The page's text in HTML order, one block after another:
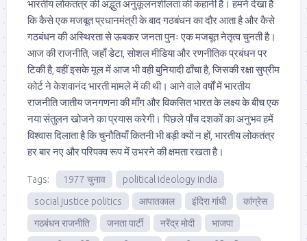
भारतीय लोकतंत्र की अद्भुत अनुकूलनशीलता की कहानी है। हमने देखा है
कि कैसे एक मजबूत प्रधानमंत्री के बाद गठबंधन का दौर आता है और कैसे
गठबंधन की अस्थिरता से ऊबकर जनता पुनः एक मजबूत नेतृत्व चुनती है।
आज की राजनीति, जहाँ डेटा, सोशल मीडिया और रणनीतिक प्रबंधन पर
टिकी है, वहीं इसके मूल में आज भी वही बुनियादी ढाँचा है, जिसकी रक्षा सुप्रीम
कोर्ट ने केशवानंद भारती मामले में की थी। आने वाले वर्षों में भारतीय
राजनीति जातीय जनगणना की माँग और विकसित भारत के लक्ष्य के बीच एक
नया संतुलन खोजने का प्रयास करेगी। पिछले पाँच दशकों का अनुभव हमें
विश्वास दिलाता है कि चुनौतियाँ कितनी भी बड़ी क्यों न हों, भारतीय लोकतंत्र
हर बार नए और परिपक्व रूप में उभरने की क्षमता रखता है।
Tags: 1977 चुनाव
political ideology india
social justice politics
आपातकाल इंदिरा गांधी
कांग्रेस
गठबंधन राजनीति
जनता पार्टी नरेंद्र मोदी
भाजपा